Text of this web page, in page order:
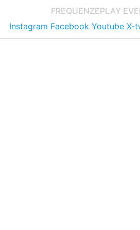
FREQUENZEPLAY
Instagram Facebook Youtube X-